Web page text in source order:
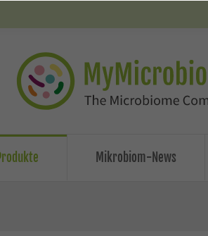
Mikrobiom-News